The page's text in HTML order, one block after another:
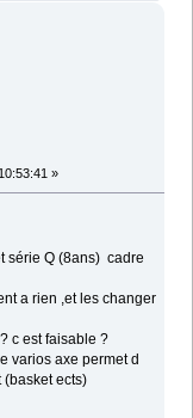
»
série Q (8ans) cadre
a rien ,et les changer
c est faisable ?
varios axe permet d
(basket ects)